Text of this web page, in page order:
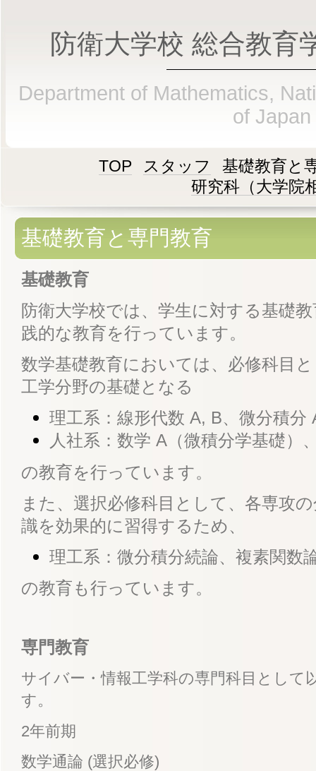
防衛大学校 総合教育
Department of Mathematics,
of Japan
TOP スタッフ
基礎教育と
研究科（大学院
基礎教育と専門教育
基礎教育
防衛大学校では、学生に対する基礎
践的な教育を行っています。
数学基礎教育においては、必修科目
工学分野の基礎となる
理工系：線形代数 A, B、微分積分
人社系：数学 A（微積分学基礎）
の教育を行っています。
また、選択必修科目として、各専攻
識を効果的に習得するため、
理工系：微分積分続論、複素関数
の教育も行っています。
専門教育
サイバー・情報工学科の専門科目として
す。
2年前期
数学通論 (選択必修)